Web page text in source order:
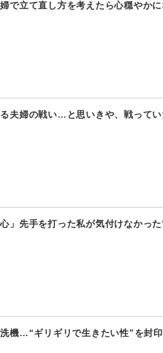
で立て直し方を考えたら心穏やかに
夫婦の戦い…と思いきや、戦って
」先手を打った私が気付けなかっ
機…“ギリギリで生きたい性”を封